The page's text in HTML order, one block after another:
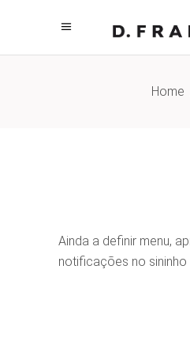
Home
Ainda a definir menu,
notificações no sininho